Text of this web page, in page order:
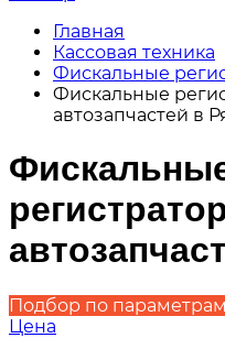
Главная
Кассовая техника
Фискальные
Фискальные
автозапчастей в
Подбор по параметрам
Цена